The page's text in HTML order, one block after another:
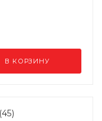
В КОРЗИНУ